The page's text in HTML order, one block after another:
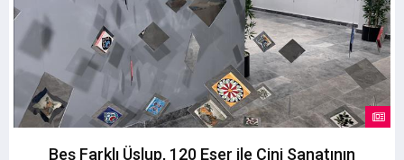
Beş Farklı Üslup, 120 Eser ile Çini Sanatının